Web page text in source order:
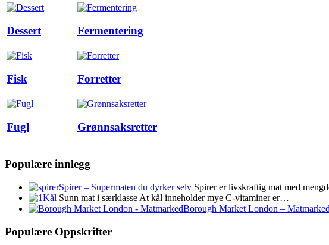
Dessert Fermentering
Fisk Forretter
Fugl Grønnsaksretter
Populære innlegg
Spirer – Supermaten du dyrker selv Spirer er livskraftig mat med
Kål Sunn mat i særklasse At kål inneholder mye C-vitaminer er…
Borough Market London – Matmarked
Populære Oppskrifter